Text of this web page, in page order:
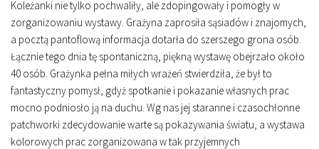
Koleżanki nie tylko pochwaliły, ale zdopingowały i pomogły w
zorganizowaniu wystawy. Grażyna zaprosiła sąsiadów i znajomych,
a pocztą pantoflową informacja dotarła do szerszego grona osób.
Łącznie tego dnia tę spontaniczną, piękną wystawę obejrzało około
40 osób. Grażynka pełna miłych wrażeń stwierdziła, że był to
fantastyczny pomysł, gdyż spotkanie i pokazanie własnych prac
mocno podniosło ją na duchu. Wg nas jej staranne i czasochłonne
patchworki zdecydowanie warte są pokazywania światu, a wystawa
kolorowych prac zorganizowana w tak przyjemnych